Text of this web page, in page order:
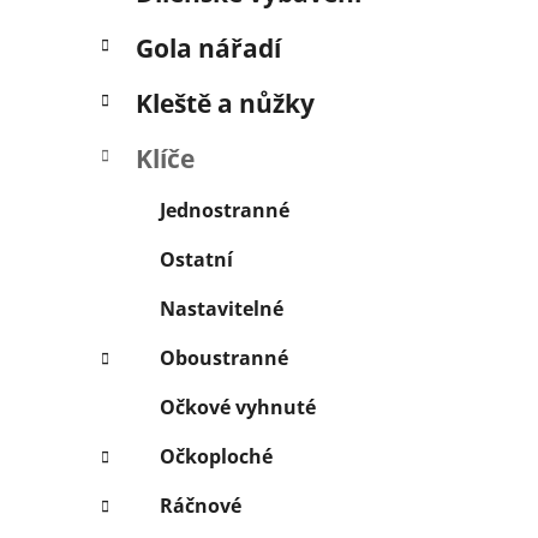
p
n
l
Gola nářadí
Kleště a nůžky
Klíče
Jednostranné
Ostatní
Nastavitelné
Oboustranné
Očkové vyhnuté
Očkoploché
Ráčnové